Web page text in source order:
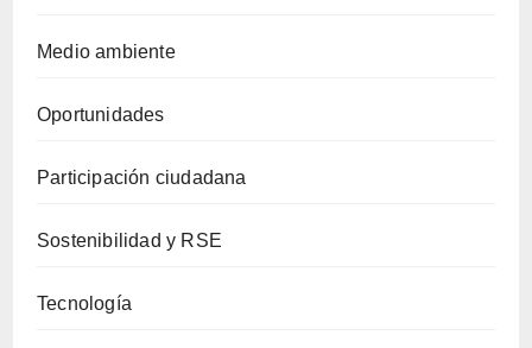
Medio ambiente
Oportunidades
Participación ciudadana
Sostenibilidad y RSE
Tecnología